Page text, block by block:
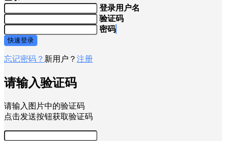
登录用户名
验证码
密码
快速登录
忘记密码？ 新用户？ 注册
请输入验证码
请输入图片中的验证码
点击发送按钮获取验证码